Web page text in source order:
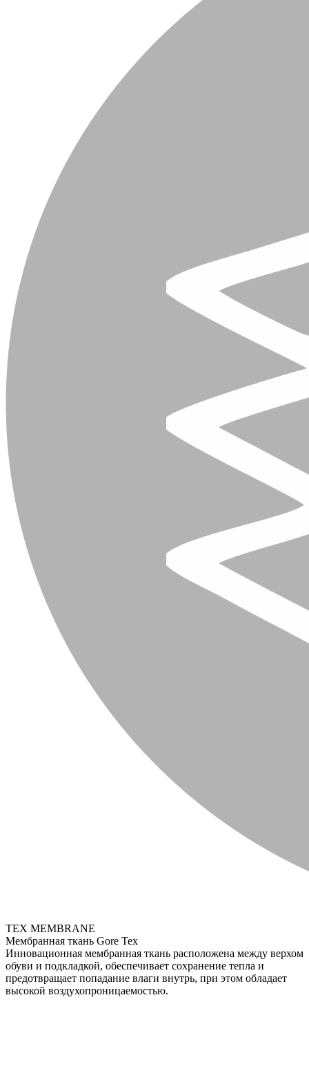
TEX MEMBRANE
Мембранная ткань Gore Tex
Инновационная мембранная ткань расположена между верхом
обуви и подкладкой, обеспечивает сохранение тепла и
предотвращает попадание влаги внутрь, при этом обладает
высокой воздухопроницаемостью.